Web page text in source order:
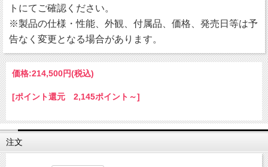
トにてご確認ください。
※製品の仕様・性能、外観、付属品、価格、発売日等は予
告なく変更となる場合があります。
価格:214,500円(税込)
[ポイント還元 2,145ポイント～]
注文